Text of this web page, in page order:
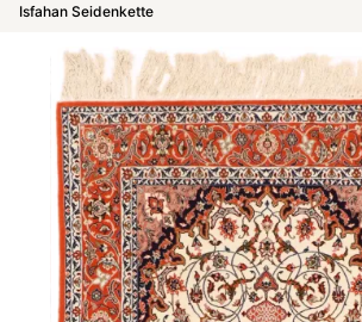
Isfahan Seidenkette